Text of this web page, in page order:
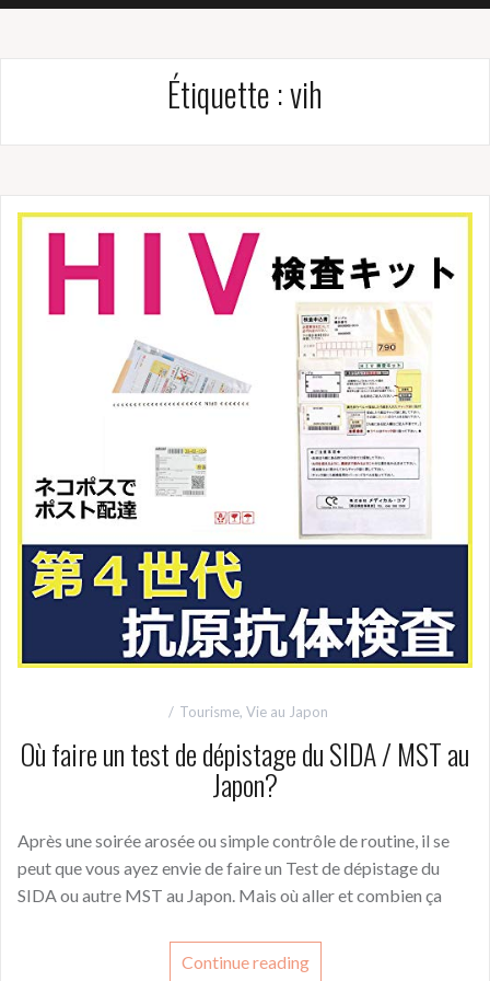
Étiquette :vih
Tourisme, Vie au Japon
Où faire un test de dépistage du SIDA / MST au
Japon?
Après une soirée arosée ou simple contrôle de routine, il se
peut que vous ayez envie de faire un Test de dépistage du
SIDA ou autre MST au Japon. Mais où aller et combien ça
Continue reading